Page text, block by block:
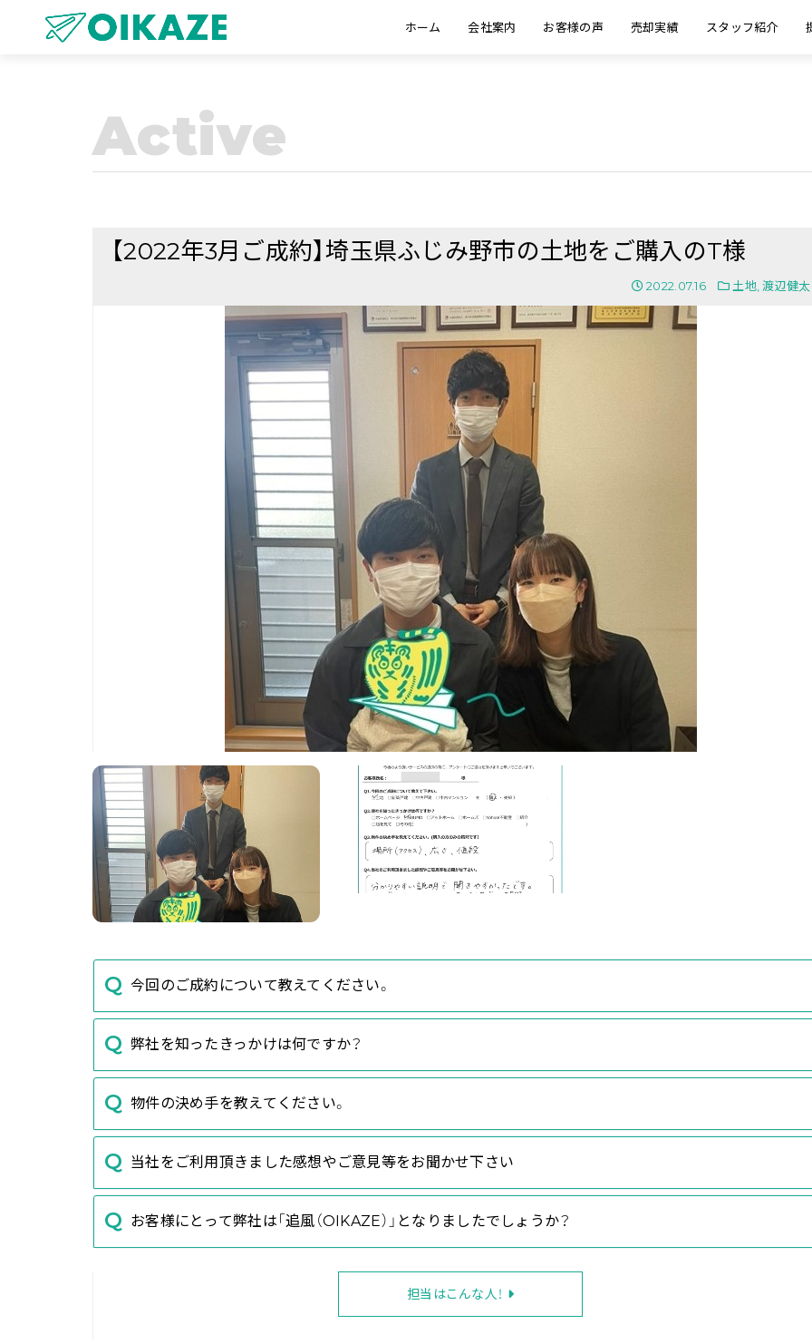
ホーム 会社案内 お客様の声 売却実績 スタッフ紹介
Active
【2022年3月ご成約】埼玉県ふじみ野市の土地をご購入のT様
2022.07.16 土地,渡辺健太
今回のご成約について教えてください。
弊社を知ったきっかけは何ですか？
物件の決め手を教えてください。
当社をご利用頂きました感想やご意見等をお聞かせ下さい
お客様にとって弊社は「追風（OIKAZE）」となりましたでしょうか？
担当はこんな人！